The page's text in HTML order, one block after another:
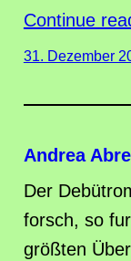
Continue
31. Dezember
Andrea
Der
forsch, so
größten